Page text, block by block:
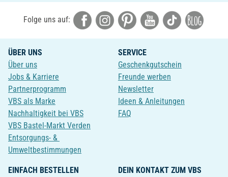
Folge uns auf:
ÜBER UNS
Über uns
Jobs & Karriere
Partnerprogramm
VBS als Marke
Nachhaltigkeit bei VBS
VBS Bastel-Markt Verden
Entsorgungs- &
Umweltbestimmungen
SERVICE
Geschenkgutschein
Freunde werben
Newsletter
Ideen & Anleitungen
FAQ
EINFACH BESTELLEN
DEIN KONTAKT ZUM VBS